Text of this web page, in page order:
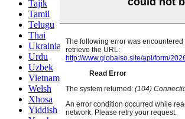
Tajik
Tamil
Telugu
Thai
Ukrainian
Urdu
Uzbek
Vietnamese
Welsh
Xhosa
Yiddish